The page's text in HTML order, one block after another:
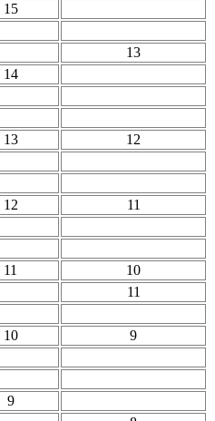
15
13
14
13
12
12
11
11
10
11
10
9
9